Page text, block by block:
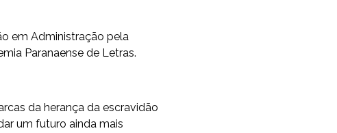
em Administração pela
Paranaense de Letras.
da herança da escravidão
um futuro ainda mais